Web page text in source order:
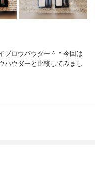
ブロウパウダー＾＾今回は
パウダーと比較してみまし